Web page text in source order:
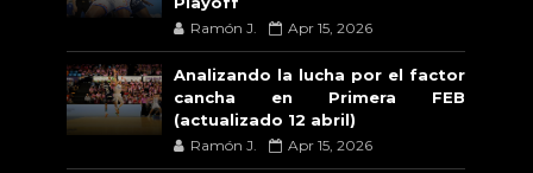
Ramón J. Apr 15, 2026
Analizando la lucha por el factor
cancha en Primera FEB
(actualizado 12 abril)
Ramón J. Apr 15, 2026